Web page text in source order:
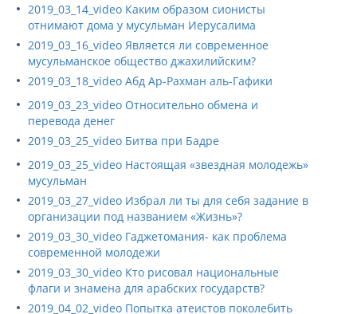
2019_03_14_video Каким образом сионисты
отнимают дома у мусульман Иерусалима
2019_03_16_video Является ли современное
мусульманское общество джахилийским?
2019_03_18_video Абд Ар-Рахман аль-Гафики
2019_03_23_video Относительно обмена и
перевода денег
2019_03_25_video Битва при Бадре
2019_03_25_video Настоящая «звездная молодежь»
мусульман
2019_03_27_video Избрал ли ты для себя задание в
организации под названием «Жизнь»?
2019_03_30_video Гаджетомания- как проблема
современной молодежи
2019_03_30_video Кто рисовал национальные
флаги и знамена для арабских государств?
2019_04_02_video Попытка атеистов поколебить